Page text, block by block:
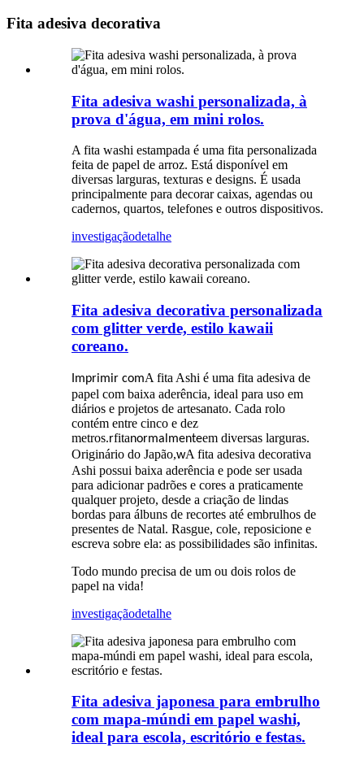
Fita adesiva decorativa
Fita adesiva washi personalizada, à
prova d'água, em mini rolos.
A fita washi estampada é uma fita personalizada
feita de papel de arroz. Está disponível em
diversas larguras, texturas e designs. É usada
principalmente para decorar caixas, agendas ou
cadernos, quartos, telefones e outros dispositivos.
investigaçãodetalhe
Fita adesiva decorativa personalizada
com glitter verde, estilo kawaii
coreano.
Imprimir comA fita Ashi é uma fita adesiva de
papel com baixa aderência, ideal para uso em
diários e projetos de artesanato. Cada rolo
contém entre cinco e dez
metros.rfitanormalmenteem diversas larguras.
Originário do Japão,wA fita adesiva decorativa
Ashi possui baixa aderência e pode ser usada
para adicionar padrões e cores a praticamente
qualquer projeto, desde a criação de lindas
bordas para álbuns de recortes até embrulhos de
presentes de Natal. Rasgue, cole, reposicione e
escreva sobre ela: as possibilidades são infinitas.
Todo mundo precisa de um ou dois rolos de
papel na vida!
investigaçãodetalhe
Fita adesiva japonesa para embrulho
com mapa-múndi em papel washi,
ideal para escola, escritório e festas.